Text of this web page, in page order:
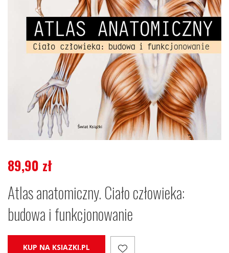
89,90 zł
Atlas anatomiczny. Ciało człowieka:
budowa i funkcjonowanie
KUP NA KSIAZKI.PL